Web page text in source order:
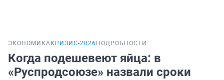
ЭКОНОМИКА КРИЗИС-2026 ПОДРОБНОСТИ
Когда подешевеют яйца: в
«Руспродсоюзе» назвали сроки